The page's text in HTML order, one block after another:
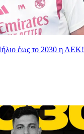
έως το 2030 η ΑΕΚ!